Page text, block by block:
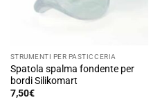
STRUMENTI PER PASTICCERIA
Spatola spalma fondente per
bordi Silikomart
7,50€